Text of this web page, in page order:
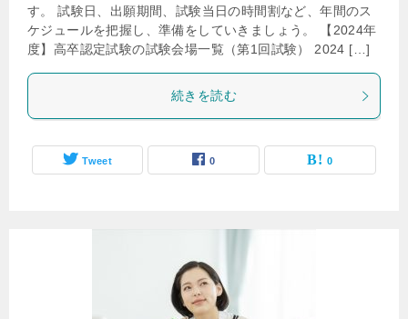
す。 試験日、出願期間、試験当日の時間割など、年間のス
ケジュールを把握し、準備をしていきましょう。 【2024年
度】高卒認定試験の試験会場一覧（第1回試験） 2024 […]
続きを読む
Tweet 0 0